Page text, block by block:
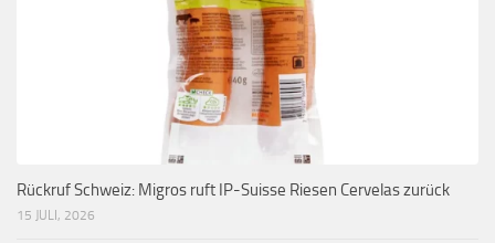
Rückruf Schweiz: Migros ruft IP-Suisse Riesen Cervelas zurück
15 JULI, 2026